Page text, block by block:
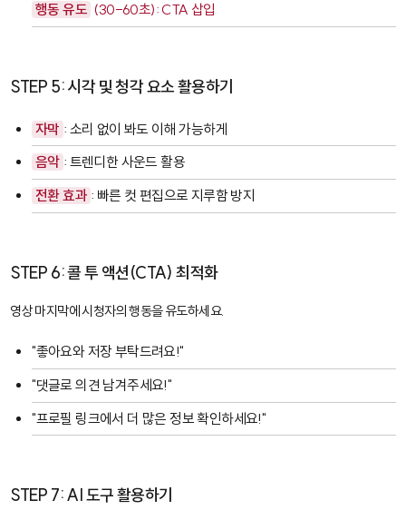
행동 유도 (30-60초): CTA 삽입
STEP 5: 시각 및 청각 요소 활용하기
자막 : 소리 없이 봐도 이해 가능하게
음악 : 트렌디한 사운드 활용
전환 효과 : 빠른 컷 편집으로 지루함 방지
STEP 6: 콜 투 액션(CTA) 최적화
영상 마지막에 시청자의 행동을 유도하세요.
"좋아요와 저장 부탁드려요!"
"댓글로 의견 남겨주세요!"
"프로필 링크에서 더 많은 정보 확인하세요!"
STEP 7: AI 도구 활용하기